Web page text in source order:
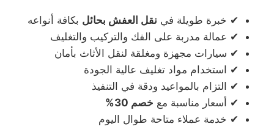
✔ خبرة طويلة في نقل العفش بحائل بكافة أنواعه
✔ عمالة مدربة على الفك والتركيب والتغليف
✔ سيارات مجهزة ومغلقة لنقل الأثاث بأمان
✔ استخدام مواد تغليف عالية الجودة
✔ التزام بالمواعيد ودقة في التنفيذ
✔ أسعار مناسبة مع خصم 30%
✔ خدمة عملاء متاحة طوال اليوم